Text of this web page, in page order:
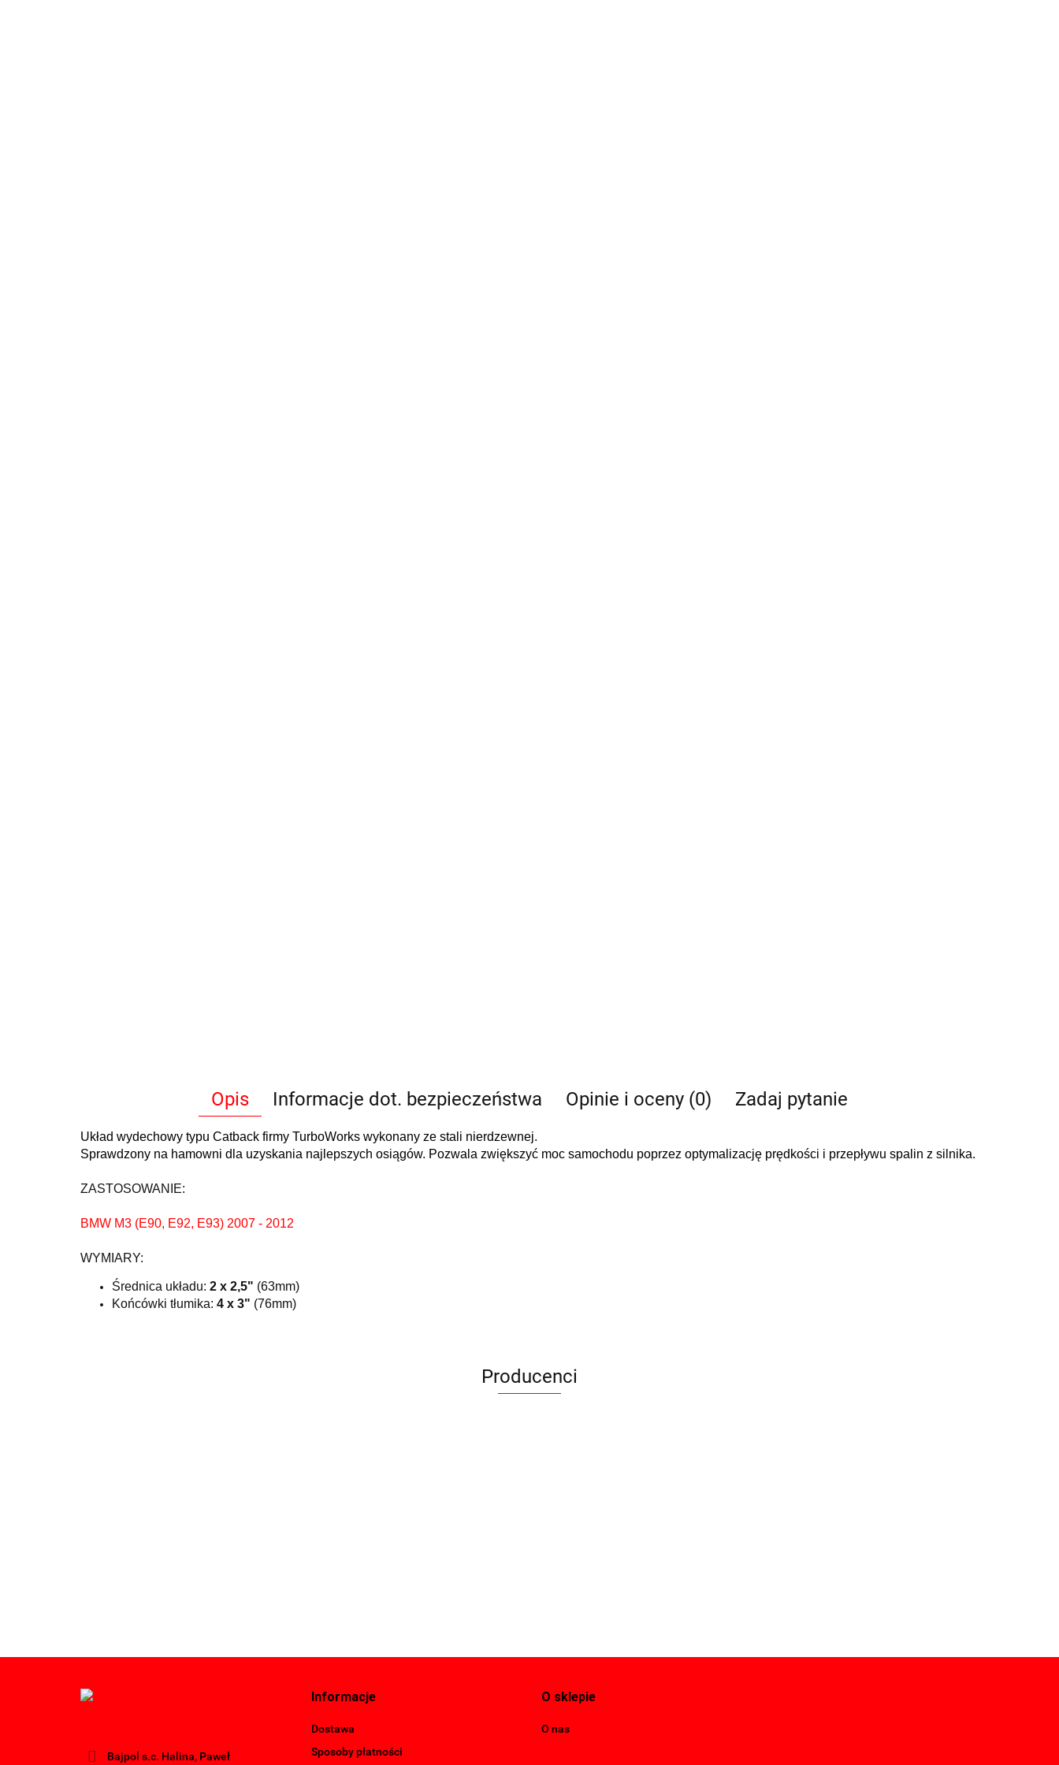
Opis Informacje dot. bezpieczeństwa Opinie i oceny (0) Zadaj pytanie
Układ wydechowy typu Catback firmy TurboWorks wykonany ze stali nierdzewnej.
Sprawdzony na hamowni dla uzyskania najlepszych osiągów. Pozwala zwiększyć moc samochodu poprzez optymalizację prędkości i przepływu spalin z silnika.
ZASTOSOWANIE:
BMW M3 (E90, E92, E93) 2007 - 2012
WYMIARY:
Średnica układu: 2 x 2,5" (63mm)
Końcówki tłumika: 4 x 3" (76mm)
Producenci
Bajpol s.c. Halina, Paweł
Informacje
Dostawa
Sposoby płatności
O sklepie
O nas